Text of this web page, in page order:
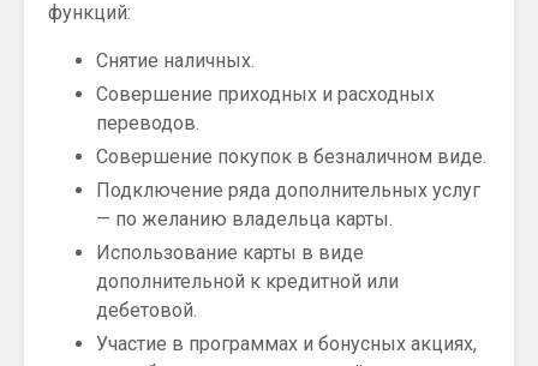
функций:
Снятие наличных.
Совершение приходных и расходных
переводов.
Совершение покупок в безналичном виде.
Подключение ряда дополнительных услуг
— по желанию владельца карты.
Использование карты в виде
дополнительной к кредитной или
дебетовой.
Участие в программах и бонусных акциях,